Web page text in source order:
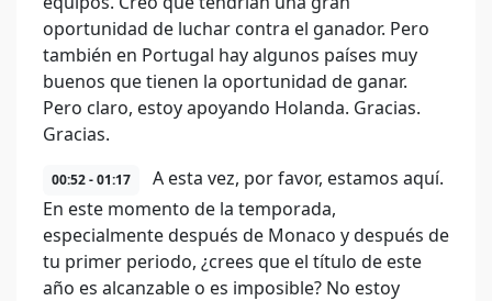
oportunidad de luchar contra el ganador. Pero
también en Portugal hay algunos países muy
buenos que tienen la oportunidad de ganar.
Pero claro, estoy apoyando Holanda. Gracias.
Gracias.
00:52 - 01:17
A esta vez, por favor, estamos aquí.
En este momento de la temporada,
especialmente después de Monaco y después de
tu primer periodo, ¿crees que el título de este
año es alcanzable o es imposible? No estoy